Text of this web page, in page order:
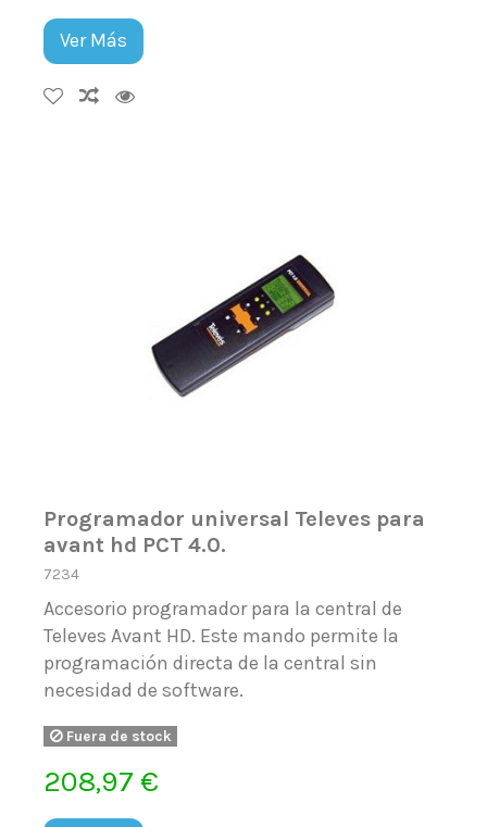
Ver Más
Programador universal Televes para
avant hd PCT 4.0.
7234
Accesorio programador para la central de
Televes Avant HD. Este mando permite la
programación directa de la central sin
necesidad de software.
Fuera de stock
208,97 €